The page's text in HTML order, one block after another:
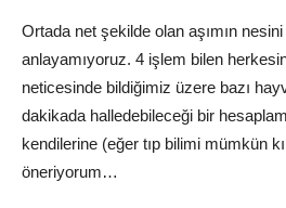
Ortada net şekilde olan aşımın
anlayamıyoruz. 4 işlem bilen
neticesinde bildiğimiz üzere bazı
dakikada halledebileceği bir
kendilerine (eğer tıp bilimi mümkün
öneriyorum…